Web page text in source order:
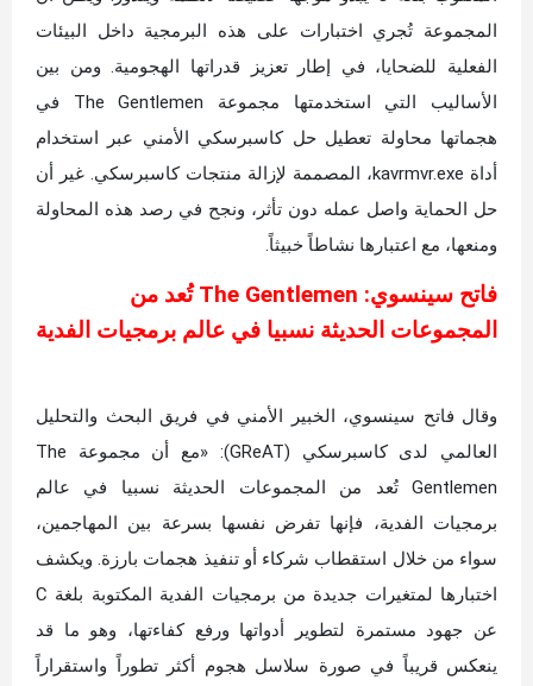
المجموعة تُجري اختبارات على هذه البرمجية داخل البيئات
الفعلية للضحايا، في إطار تعزيز قدراتها الهجومية. ومن بين
الأساليب التي استخدمتها مجموعة The Gentlemen في
هجماتها محاولة تعطيل حل كاسبرسكي الأمني عبر استخدام
أداة kavrmvr.exe، المصممة لإزالة منتجات كاسبرسكي. غير أن
حل الحماية واصل عمله دون تأثر، ونجح في رصد هذه المحاولة
ومنعها، مع اعتبارها نشاطاً خبيثاً.
فاتح سينسوي: The Gentlemen تُعد من
المجموعات الحديثة نسبيا في عالم برمجيات الفدية
وقال فاتح سينسوي، الخبير الأمني في فريق البحث والتحليل
العالمي لدى كاسبرسكي (GReAT): «مع أن مجموعة The
Gentlemen تُعد من المجموعات الحديثة نسبيا في عالم
برمجيات الفدية، فإنها تفرض نفسها بسرعة بين المهاجمين،
سواء من خلال استقطاب شركاء أو تنفيذ هجمات بارزة. ويكشف
اختبارها لمتغيرات جديدة من برمجيات الفدية المكتوبة بلغة C
عن جهود مستمرة لتطوير أدواتها ورفع كفاءتها، وهو ما قد
ينعكس قريباً في صورة سلاسل هجوم أكثر تطوراً واستقراراً